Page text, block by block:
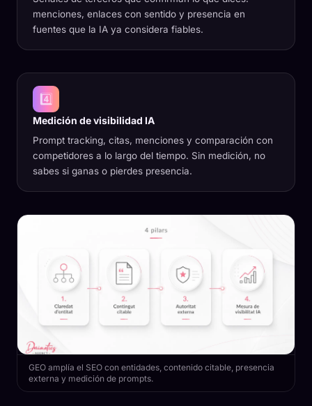
menciones, enlaces con sentido y presencia en
fuentes que la IA ya considera fiables.
4️⃣
Medición de visibilidad IA
Prompt tracking, citas, menciones y comparación con
competidores a lo largo del tiempo. Sin medición, no
sabes si ganas o pierdes presencia.
GEO amplía el SEO con entidades, contenido citable, presencia
externa y medición de prompts.